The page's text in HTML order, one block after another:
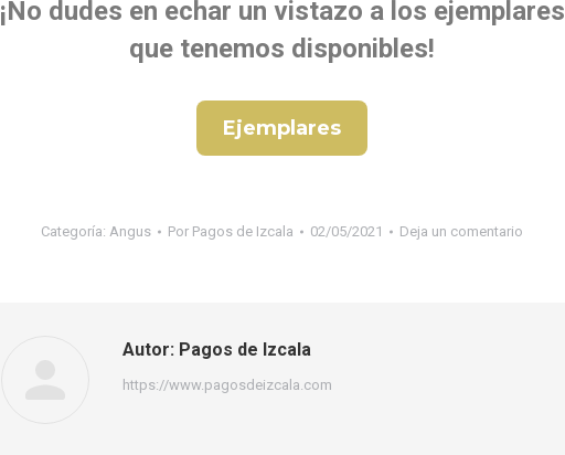
¡No dudes en echar un vistazo a los ejemplares
que tenemos disponibles!
Ejemplares
Categoría: Angus Por Pagos de Izcala 02/05/2021 Deja un comentario
Autor: Pagos de Izcala
https://www.pagosdeizcala.com